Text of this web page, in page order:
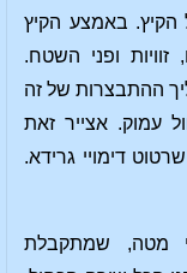
הקיץ. באמצע הקיץ
ופני השטח.
ההתבצרות של זה
עמוק. אצייר זאת
דימויי גרידא.
מטה, שמתקבלת